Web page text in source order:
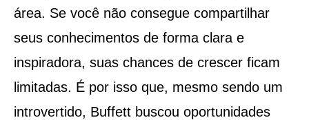
área. Se você não consegue compartilhar
seus conhecimentos de forma clara e
inspiradora, suas chances de crescer ficam
limitadas. É por isso que, mesmo sendo um
introvertido, Buffett buscou oportunidades